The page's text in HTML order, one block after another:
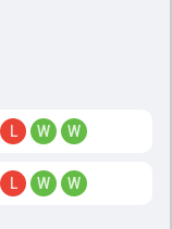
L W W
L W W